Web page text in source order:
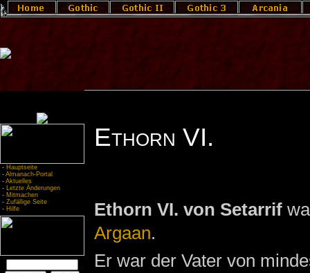
- Hauptseite
- Almanach-Portal
- Aktuelles
- Letzte Änderungen
- Mitmachen
- Zufällige Seite
- Hilfe
Ethorn VI.
Ethorn VI. von Setarrif
Argaan.
Er war der Vater von